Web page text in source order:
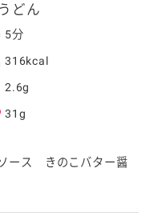
どん
5分
316kcal
2.6g
31g
ース きのこバター醤